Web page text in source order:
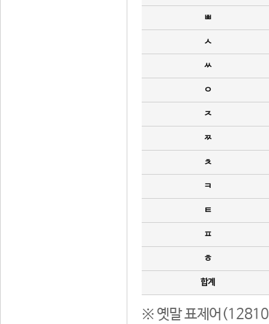
ㅃ
ㅅ
ㅆ
ㅇ
ㅈ
ㅉ
ㅊ
ㅋ
ㅌ
ㅍ
ㅎ
합계
※ 옛말 표제어(12810